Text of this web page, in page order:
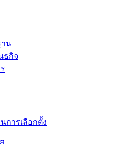
น
ธกิจ
การเลือกตั้ง